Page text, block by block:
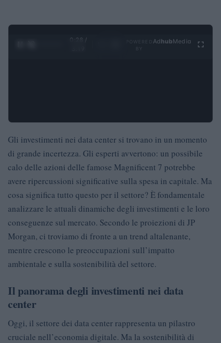
0:28 /
Ad hubMedia
Gli investimenti nei data center si trovano in un momento
di grande incertezza. Gli esperti avvertono: un possibile
calo delle azioni delle famose Magnificent 7 potrebbe
avere ripercussioni significative sulla spesa in capitale. Ma
cosa significa tutto questo per il settore? È fondamentale
analizzare le attuali dinamiche degli investimenti e le loro
conseguenze sul mercato. Secondo le proiezioni di JP
Morgan, ci troviamo di fronte a un trend altalenante,
mentre crescono le preoccupazioni sull’impatto
ambientale e sulla sostenibilità del settore.
Il panorama degli investimenti nei data
center
Oggi, il settore dei data center rappresenta un pilastro
cruciale nell’economia digitale. Ma la sostenibilità di